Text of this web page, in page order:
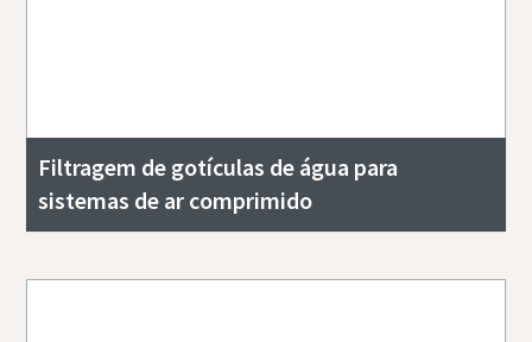
Filtragem de gotículas de água para
sistemas de ar comprimido